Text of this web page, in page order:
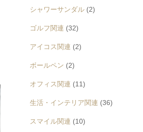
シャワーサンダル (2)
ゴルフ関連 (32)
アイコス関連 (2)
ボールペン (2)
オフィス関連 (11)
生活・インテリア関連 (36)
スマイル関連 (10)